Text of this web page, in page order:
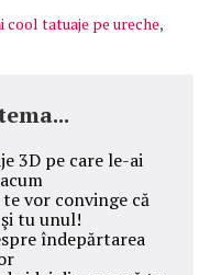
cool tatuaje pe ureche,
3D pe care le-ai
vor convinge că
tu unul!
îndepărtarea